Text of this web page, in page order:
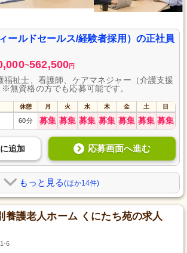
ールドセールス/経験者採用）の正社員
~562,500円
福祉士、看護師、ケアマネジャー（介護支援
無資格の方でも応募可能です。
休憩 月 火 水 木 金 土 日
60分 募集 募集 募集 募集 募集 募集 募集
に追加 応募画面へ進む
もっと見る(ほか14件)
養護老人ホーム くにたち苑の求人
6